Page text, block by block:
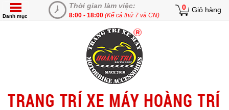
Thời gian làm việc:
8:00 - 18:00 (Kể cả thứ 7 và CN)
0 Giỏ hàng
Danh mục